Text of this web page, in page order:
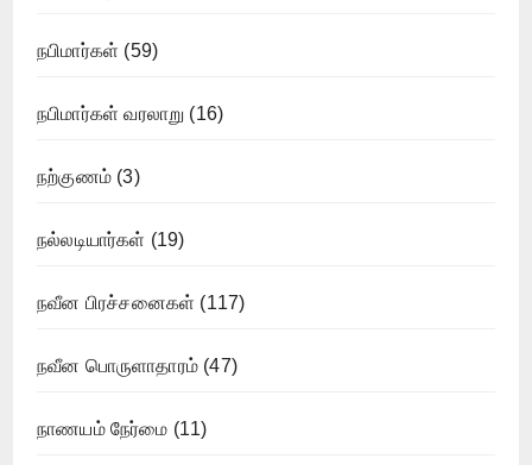
நபிமார்கள் (59)
நபிமார்கள் வரலாறு (16)
நற்குணம் (3)
நல்லடியார்கள் (19)
நவீன பிரச்சனைகள் (117)
நவீன பொருளாதாரம் (47)
நாணயம் நேர்மை (11)